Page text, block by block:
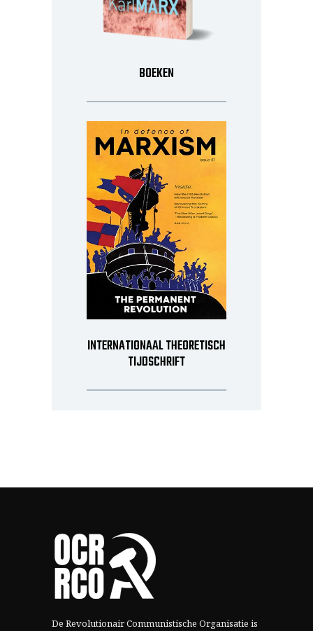
BOEKEN
INTERNATIONAAL THEORETISCH
TIJDSCHRIFT
De Revolutionair Communistische Organisatie is